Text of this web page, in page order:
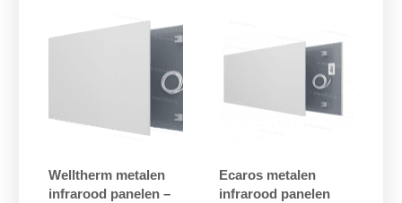
Welltherm metalen
infrarood panelen –
Ecaros metalen
infrarood panelen